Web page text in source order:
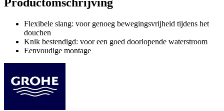
Flexibele slang: voor genoeg bewegingsvrijheid tijdens het
douchen
Knik bestendigd: voor een goed doorlopende waterstroom
Eenvoudige montage